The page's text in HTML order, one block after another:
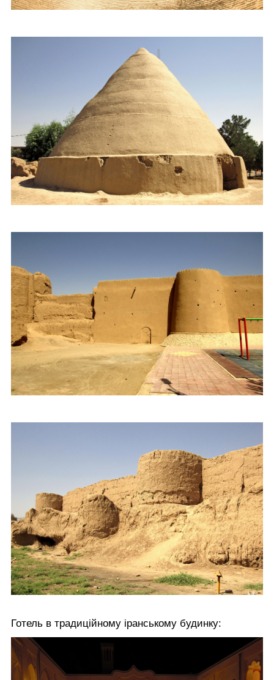
Готель в традиційному іранському будинку: